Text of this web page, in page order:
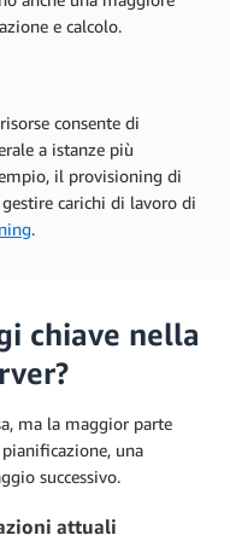
e calcolo.
consente di
a istanze più
il provisioning di
carichi di lavoro di
.
chiave nella
ma la maggior parte
pianificazione, una
successivo.
attuali